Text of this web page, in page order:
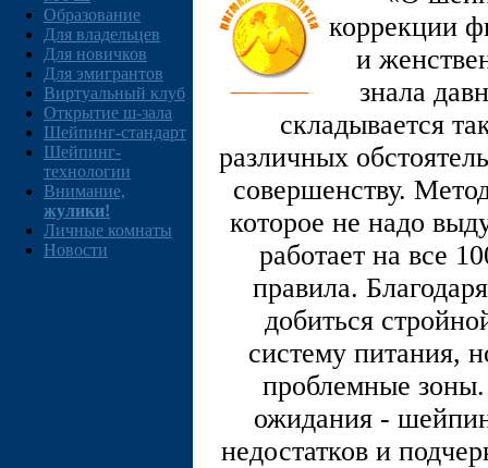
Образование
Для владельцев
Для новичков
Для эмигрантов
Виртуальный клуб
Открытие ш-зала
Шейпинг-стандарт
Шейпинг-
технологии
Внимание,
жулики!
Личные комнаты
Новости
коррекции
и
знала
складывается
различных
совершенству.
которое не надо
работает на все
правила.
добиться
систему питания,
проблемные зоны.
ожидания -
недостатков и